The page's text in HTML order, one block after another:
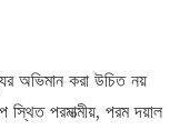
অভিমান করা উচিত নয়
স্থিত পরমাত্মীয়, পরম দয়াল